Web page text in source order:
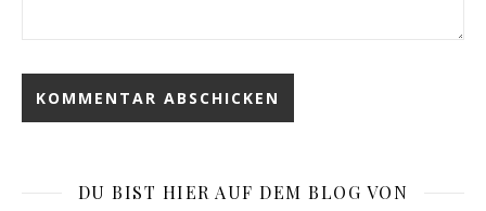
DU BIST HIER AUF DEM BLOG VON